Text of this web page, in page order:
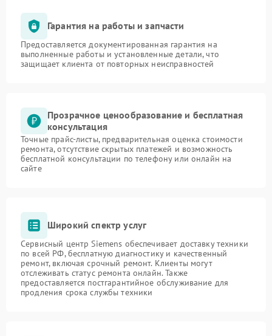
Гарантия на работы и запчасти
Предоставляется документированная гарантия на
выполненные работы и установленные детали, что
защищает клиента от повторных неисправностей
Прозрачное ценообразование и бесплатная
консультация
Точные прайс-листы, предварительная оценка стоимости
ремонта, отсутствие скрытых платежей и возможность
бесплатной консультации по телефону или онлайн на
сайте
Широкий спектр услуг
Сервисный центр Siemens обеспечивает доставку техники
по всей РФ, бесплатную диагностику и качественный
ремонт, включая срочный ремонт. Клиенты могут
отслеживать статус ремонта онлайн. Также
предоставляется постгарантийное обслуживание для
продления срока службы техники